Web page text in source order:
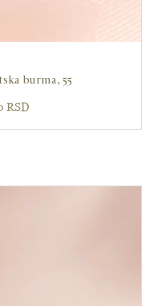
burma, 55
RSD